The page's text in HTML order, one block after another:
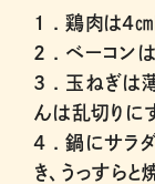
1 .鶏肉は4㎝
2 . ベーコン
3 . 玉ねぎは
んは乱切りに
4 .鍋にサラ
き、うっすら